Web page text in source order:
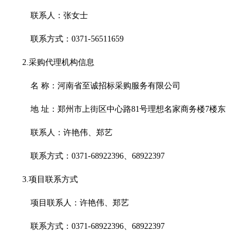
联系人：张女士
联系方式： 0371-56511659
2.采购代理机构信息
名 称： 河南省至诚招标采购服务有限公司
地 址： 郑州市上街区中心路81号理想名家商务楼7楼东
联系人：许艳伟、郑艺
联系方式： 0371-68922396、68922397
3.项目联系方式
项目联系人：许艳伟、郑艺
联系方式： 0371-68922396、68922397